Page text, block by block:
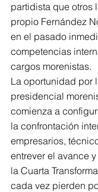
partidista que otros
propio Fernández
en el pasado
competencias
cargos morenistas.
La oportunidad por
presidencial
comienza a
la confrontación
empresarios,
entrever el avance
la Cuarta
cada vez pierden